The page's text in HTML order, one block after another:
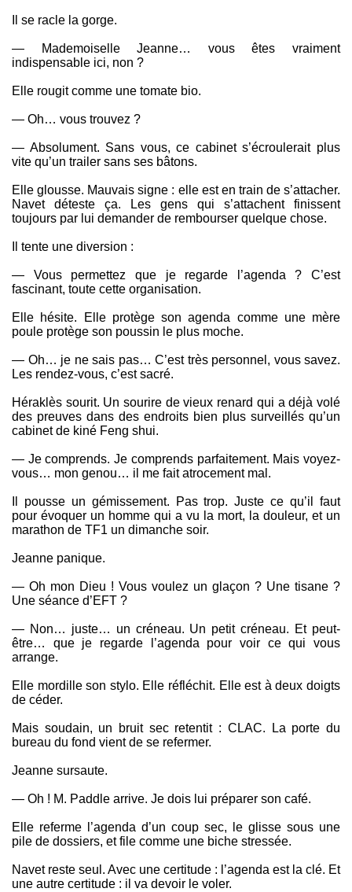
Il se racle la gorge.
— Mademoiselle Jeanne… vous êtes vraiment
indispensable ici, non ?
Elle rougit comme une tomate bio.
— Oh… vous trouvez ?
— Absolument. Sans vous, ce cabinet s’écroulerait plus
vite qu’un trailer sans ses bâtons.
Elle glousse. Mauvais signe : elle est en train de s’attacher.
Navet déteste ça. Les gens qui s’attachent finissent
toujours par lui demander de rembourser quelque chose.
Il tente une diversion :
— Vous permettez que je regarde l’agenda ? C’est
fascinant, toute cette organisation.
Elle hésite. Elle protège son agenda comme une mère
poule protège son poussin le plus moche.
— Oh… je ne sais pas… C’est très personnel, vous savez.
Les rendez-vous, c’est sacré.
Héraklès sourit. Un sourire de vieux renard qui a déjà volé
des preuves dans des endroits bien plus surveillés qu’un
cabinet de kiné Feng shui.
— Je comprends. Je comprends parfaitement. Mais voyez-
vous… mon genou… il me fait atrocement mal.
Il pousse un gémissement. Pas trop. Juste ce qu’il faut
pour évoquer un homme qui a vu la mort, la douleur, et un
marathon de TF1 un dimanche soir.
Jeanne panique.
— Oh mon Dieu ! Vous voulez un glaçon ? Une tisane ?
Une séance d’EFT ?
— Non… juste… un créneau. Un petit créneau. Et peut-
être… que je regarde l’agenda pour voir ce qui vous
arrange.
Elle mordille son stylo. Elle réfléchit. Elle est à deux doigts
de céder.
Mais soudain, un bruit sec retentit : CLAC. La porte du
bureau du fond vient de se refermer.
Jeanne sursaute.
— Oh ! M. Paddle arrive. Je dois lui préparer son café.
Elle referme l’agenda d’un coup sec, le glisse sous une
pile de dossiers, et file comme une biche stressée.
Navet reste seul. Avec une certitude : l’agenda est la clé. Et
une autre certitude : il va devoir le voler.